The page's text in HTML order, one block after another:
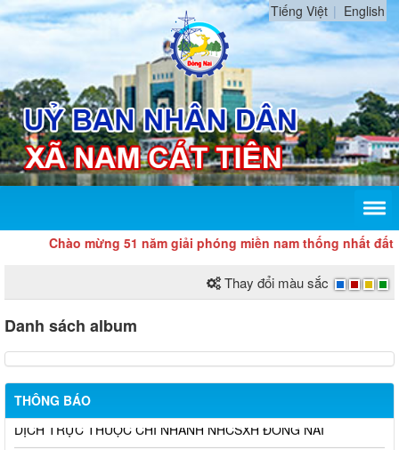
Tiếng Việt English
Chào mừng 51 năm giải phóng miền nam thống nhất đất
Thay đổi màu sắc
Danh sách album
THÔNG BÁO
THÔNG BÁO TRIỂN KHAI KHÁM SỨC KHỎE ĐỊNH KỲ CHO
NGƯỜI LAO ĐỘNG NĂM 2026
Chương trình hỗ trợ cửa hàng, hộ kinh doanh chuyển đổi số
THÔNG BÁO TUYỂN DỤNG THỦ QUỸ TẠI CÁC PHÒNG GIAO
DỊCH TRỰC THUỘC CHI NHÁNH NHCSXH ĐỒNG NAI